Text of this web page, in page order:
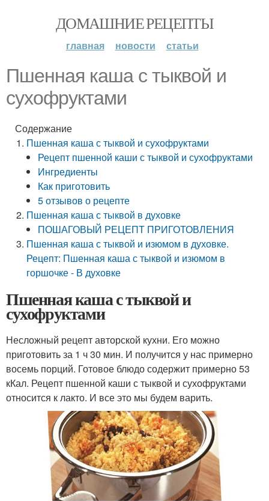
ДОМАШНИЕ РЕЦЕПТЫ
главная новости статьи
Пшенная каша с тыквой и
сухофруктами
Содержание
Пшенная каша с тыквой и сухофруктами
Рецепт пшенной каши с тыквой и сухофруктами
Ингредиенты
Как приготовить
5 отзывов о рецепте
Пшенная каша с тыквой в духовке
ПОШАГОВЫЙ РЕЦЕПТ ПРИГОТОВЛЕНИЯ
Пшенная каша с тыквой и изюмом в духовке.
Рецепт: Пшенная каша с тыквой и изюмом в
горшочке - В духовке
Пшенная каша с тыквой и
сухофруктами
Несложный рецепт авторской кухни. Его можно
приготовить за 1 ч 30 мин. И получится у нас примерно
восемь порций. Готовое блюдо содержит примерно 53
кКал. Рецепт пшенной каши с тыквой и сухофруктами
относится к лакто. И все это мы будем варить.